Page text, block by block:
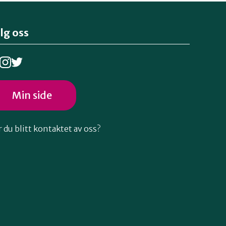
oss
Min side
du blitt kontaktet av oss?